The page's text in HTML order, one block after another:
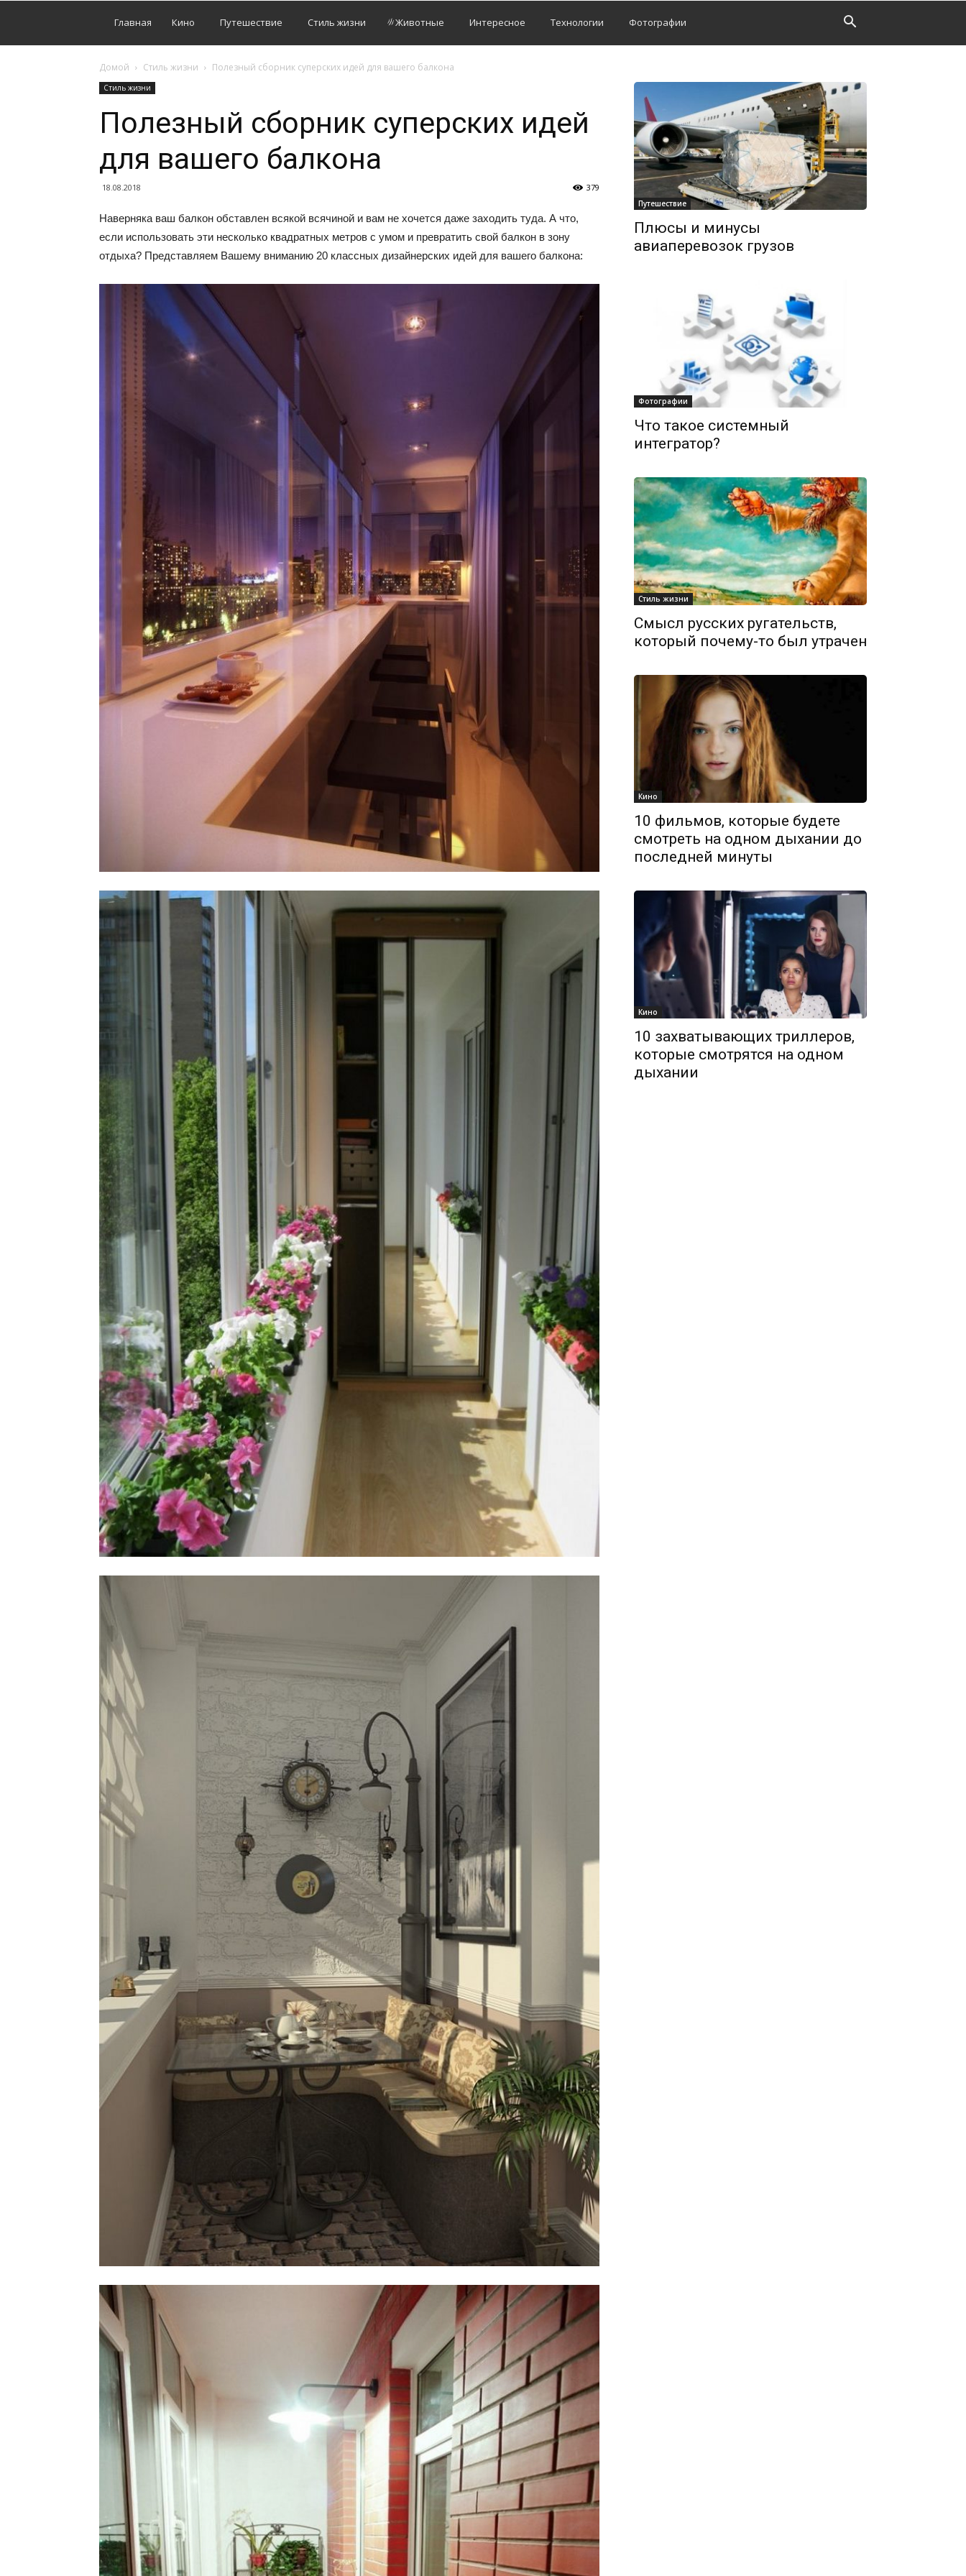
Главная Кино Путешествие Стиль жизни Животные Интересное Технологии Фотографии
Домой Стиль жизни Полезный сборник суперских идей для вашего балкона
Стиль жизни
Полезный сборник суперских идей
для вашего балкона
18.08.2018 379
Наверняка ваш балкон обставлен всякой всячиной и вам не хочется даже заходить туда. А что,
если использовать эти несколько квадратных метров с умом и превратить свой балкон в зону
отдыха? Представляем Вашему вниманию 20 классных дизайнерских идей для вашего балкона:
Путешествие
Плюсы и минусы
авиаперевозок грузов
Фотографии
Что такое системный
интегратор?
Стиль жизни
Смысл русских ругательств,
который почему-то был утрачен
Кино
10 фильмов, которые будете
смотреть на одном дыхании до
последней минуты
Кино
10 захватывающих триллеров,
которые смотрятся на одном
дыхании